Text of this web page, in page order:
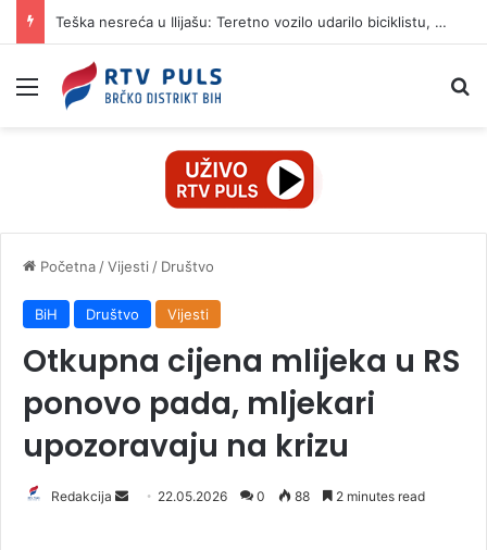
Teška nesreća u Ilijašu: Teretno vozilo udarilo biciklistu, 75-godišnjak zadržan u bolnici
Izbornik
Početna /Vijesti / Društvo
BiH Društvo Vijesti
Otkupna cijena mlijeka u RS
ponovo pada, mljekari
upozoravaju na krizu
Redakcija 22.05.2026 0 88 2 minutes read